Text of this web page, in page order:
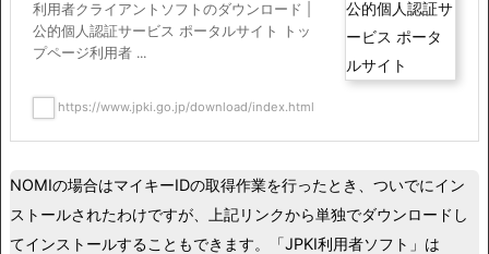
利用者クライアントソフトのダウンロード |
公的個人認証サービス ポータルサイト トッ
プページ利用者 ...
https://www.jpki.go.jp/download/index.html
NOMIの場合はマイキーIDの取得作業を行ったとき、ついでにイン
ストールされたわけですが、上記リンクから単独でダウンロードし
てインストールすることもできます。「JPKI利用者ソフト」は